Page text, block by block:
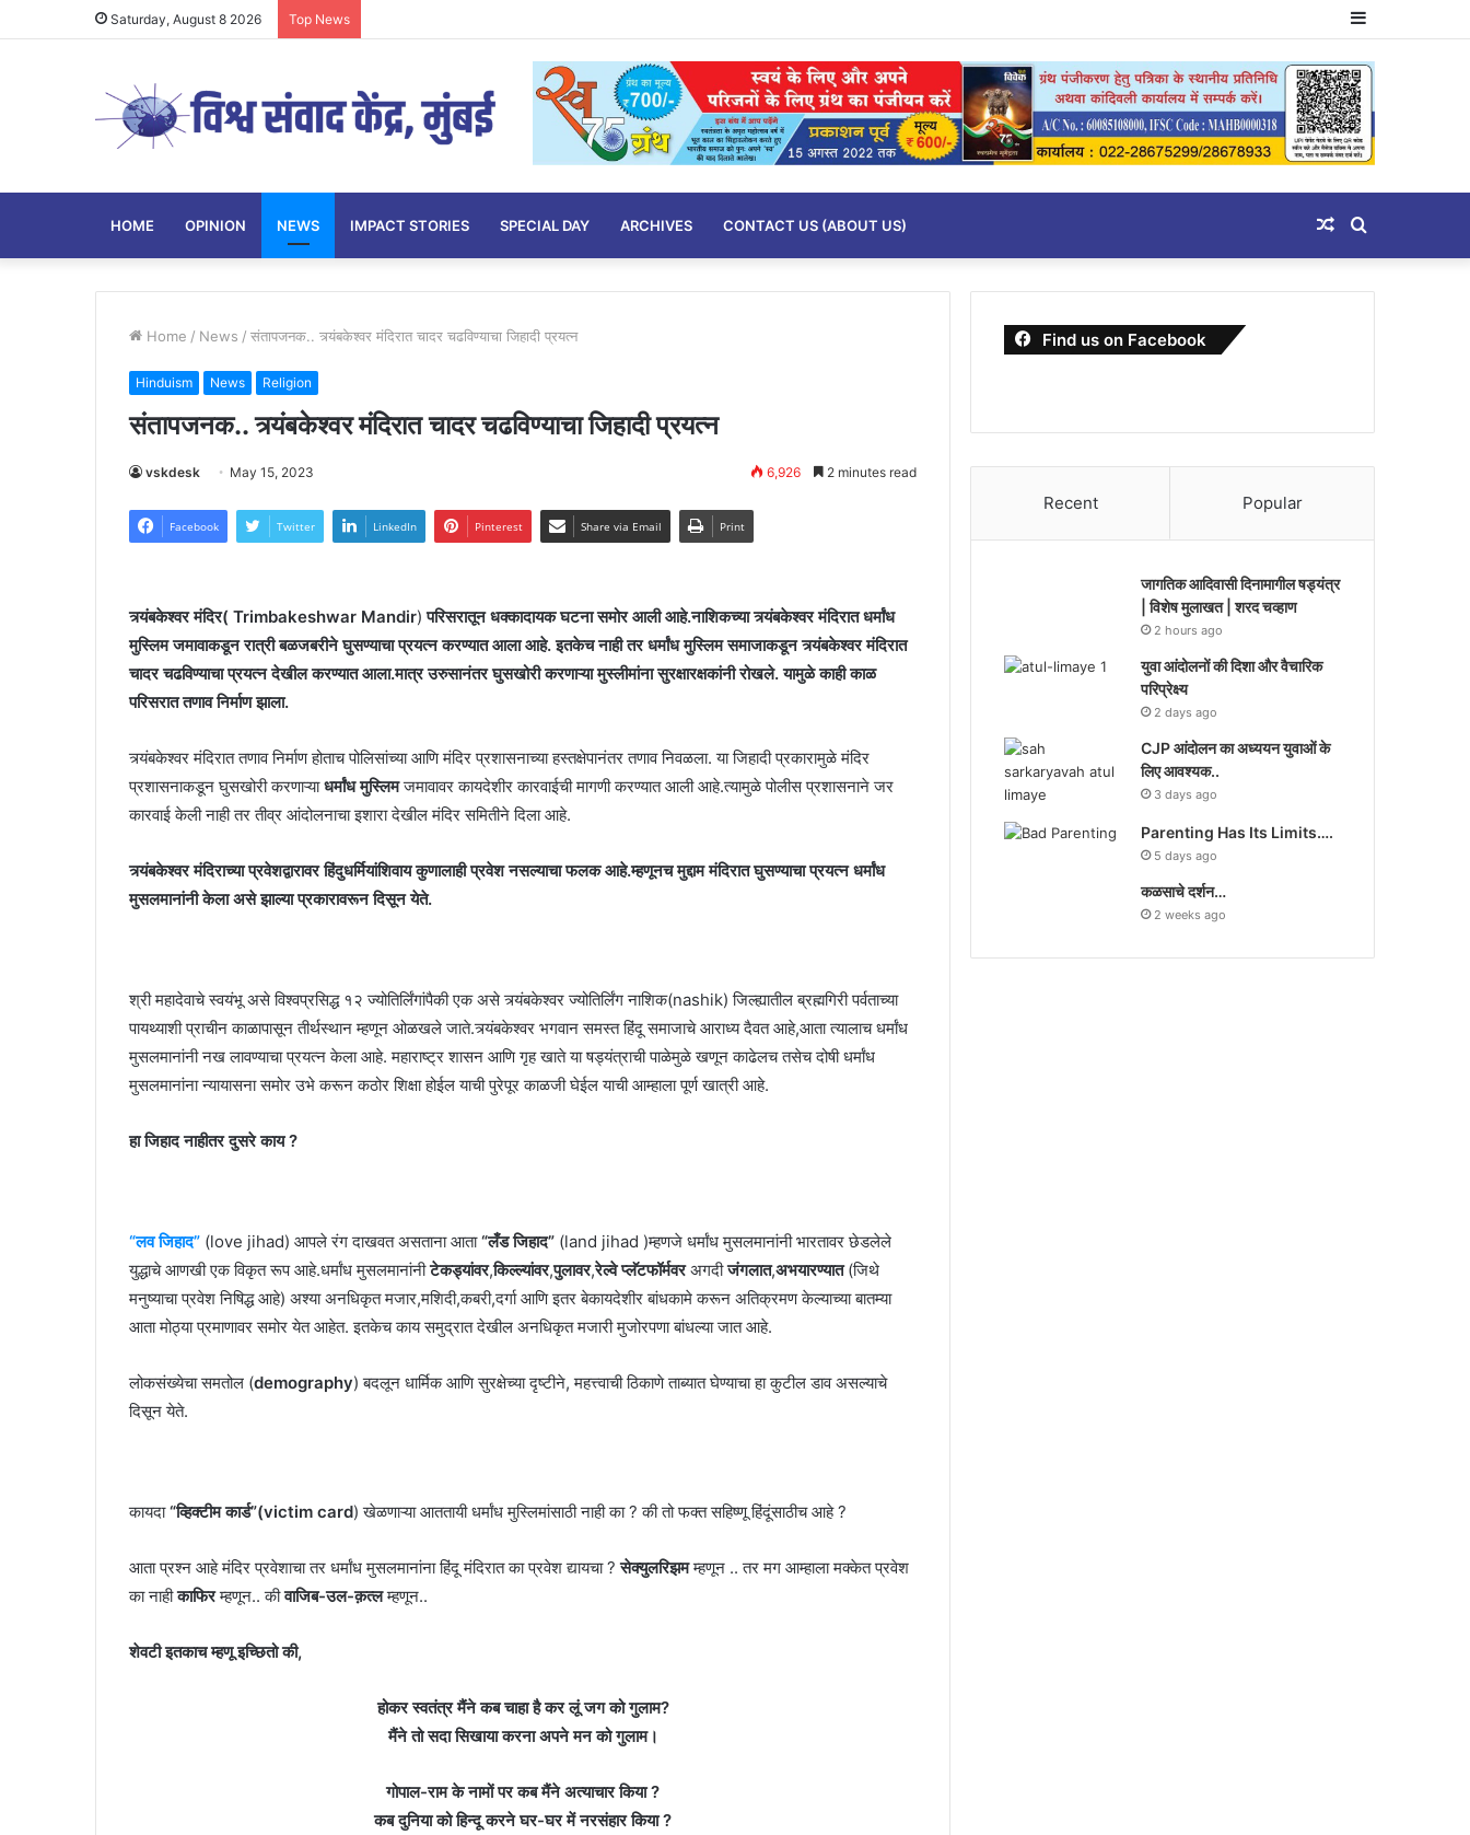
Saturday, August 8 2026 Top News Sidebar
HOME OPINION NEWS IMPACT STORIES SPECIAL DAY ARCHIVES CONTACT US (ABOUT US) Search
for
Random
Article
Home / News / संतापजनक.. त्र्यंबकेश्वर मंदिरात चादर चढविण्याचा जिहादी प्रयत्न
Hinduism News Religion
संतापजनक.. त्र्यंबकेश्वर मंदिरात चादर चढविण्याचा जिहादी प्रयत्न
vskdesk May 15, 2023 6,926 2 minutes read
Facebook Twitter LinkedIn Pinterest Share via Email Print
त्र्यंबकेश्वर मंदिर( Trimbakeshwar Mandir)परिसरातून धक्कादायक घटना समोर आली आहे.नाशिकच्या त्र्यंबकेश्वर मंदिरातधर्मांध
मुस्लिमजमावाकडून रात्री बळजबरीने घुसण्याचा प्रयत्न करण्यात आला आहे. इतकेच नाही तर धर्मांध मुस्लिम समाजाकडून त्र्यंबकेश्वर मंदिरात
चादर चढविण्याचा प्रयत्न देखील करण्यात आला.मात्र उरुसानंतर घुसखोरी करणाऱ्या मुस्लीमांना सुरक्षारक्षकांनी रोखले. यामुळे काही काळ
परिसरात तणाव निर्माण झाला.
त्र्यंबकेश्वर मंदिरात तणाव निर्माण होताच पोलिसांच्या आणि मंदिर प्रशासनाच्या हस्तक्षेपानंतर तणाव निवळला. या जिहादी प्रकारामुळे मंदिर
प्रशासनाकडून घुसखोरी करणाऱ्याधर्मांध मुस्लिमजमावावर कायदेशीर कारवाईची मागणी करण्यात आली आहे.त्यामुळे पोलीस प्रशासनाने जर
कारवाई केली नाही तर तीव्र आंदोलनाचा इशारा देखील मंदिर समितीने दिला आहे.
त्र्यंबकेश्वर मंदिराच्या प्रवेशद्वारावर हिंदुधर्मियांशिवाय कुणालाही प्रवेश नसल्याचा फलक आहे.म्हणूनच मुद्दाम मंदिरात घुसण्याचा प्रयत्न धर्मांध
मुसलमानांनी केला असे झाल्या प्रकारावरून दिसून येते.
श्री महादेवाचे स्वयंभू असे विश्वप्रसिद्ध १२ ज्योतिर्लिंगांपैकी एक असे त्र्यंबकेश्वर ज्योतिर्लिंग नाशिक(nashik) जिल्ह्यातील ब्रह्मगिरी पर्वताच्या
पायथ्याशी प्राचीन काळापासून तीर्थस्थान म्हणून ओळखले जाते.त्र्यंबकेश्वर भगवान समस्त हिंदू समाजाचे आराध्य दैवत आहे,आता त्यालाच धर्मांध
मुसलमानांनी नख लावण्याचा प्रयत्न केला आहे. महाराष्ट्र शासन आणि गृह खाते या षड्यंत्राची पाळेमुळे खणून काढेलच तसेच दोषी धर्मांध
मुसलमानांना न्यायासना समोर उभे करून कठोर शिक्षा होईल याची पुरेपूर काळजी घेईल याची आम्हाला पूर्ण खात्री आहे.
हा जिहाद नाहीतर दुसरे काय ?
“लव जिहाद” (love jihad) आपले रंग दाखवत असताना आता“लँड जिहाद” (land jihad )म्हणजे धर्मांध मुसलमानांनी भारतावर छेडलेले
युद्धाचे आणखी एक विकृत रूप आहे.धर्मांध मुसलमानांनीटेकड्यांवर,किल्ल्यांवर,पुलावर,रेल्वे प्लॅटफॉर्मवरअगदीजंगलात,अभयारण्यात(जिथे
मनुष्याचा प्रवेश निषिद्ध आहे) अश्या अनधिकृत मजार,मशिदी,कबरी,दर्गा आणि इतर बेकायदेशीर बांधकामे करून अतिक्रमण केल्याच्या बातम्या
आता मोठ्या प्रमाणावर समोर येत आहेत. इतकेच काय समुद्रात देखील अनधिकृत मजारी मुजोरपणा बांधल्या जात आहे.
लोकसंख्येचा समतोल (demography) बदलून धार्मिक आणि सुरक्षेच्या दृष्टीने, महत्त्वाची ठिकाणे ताब्यात घेण्याचा हा कुटील डाव असल्याचे
दिसून येते.
कायदा“व्हिक्टीम कार्ड”(victim card) खेळणाऱ्या आततायी धर्मांध मुस्लिमांसाठी नाही का ? की तो फक्त सहिष्णू हिंदूंसाठीच आहे ?
आता प्रश्न आहे मंदिर प्रवेशाचा तर धर्मांध मुसलमानांना हिंदू मंदिरात का प्रवेश द्यायचा ?सेक्युलरिझमम्हणून .. तर मग आम्हाला मक्केत प्रवेश
का नाहीकाफिरम्हणून.. कीवाजिब-उल-क़त्लम्हणून..
शेवटी इतकाच म्हणू इच्छितो की,
होकर स्वतंत्र मैंने कब चाहा है कर लूं जग को गुलाम?
मैंने तो सदा सिखाया करना अपने मन को गुलाम।
गोपाल-राम के नामों पर कब मैंने अत्याचार किया ?
कब दुनिया को हिन्दू करने घर-घर में नरसंहार किया ?
Find us on Facebook
Recent Popular
जागतिक आदिवासी दिनामागील षड्यंत्र
| विशेष मुलाखत | शरद चव्हाण
2 hours ago
युवा आंदोलनों की दिशा और वैचारिक
परिप्रेक्ष्य
2 days ago
CJP आंदोलन का अध्ययन युवाओं के
लिए आवश्यक..
3 days ago
Parenting Has Its Limits….
5 days ago
कळसाचे दर्शन…
2 weeks ago